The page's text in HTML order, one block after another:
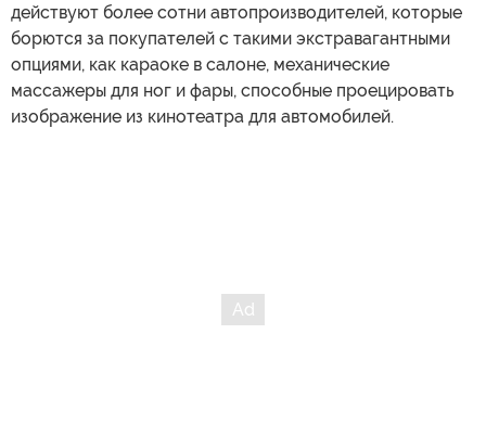
действуют более сотни автопроизводителей, которые
борются за покупателей с такими экстравагантными
опциями, как караоке в салоне, механические
массажеры для ног и фары, способные проецировать
изображение из кинотеатра для автомобилей.